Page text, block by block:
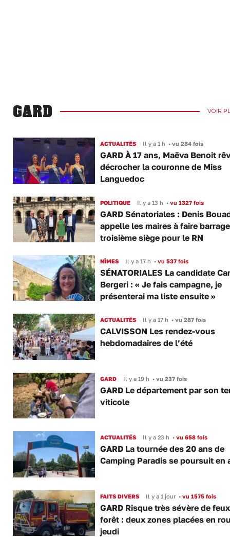
GARD VOIR
ACTUALITÉS Il y a 1 h •vu 284 fois
GARD À 17 ans, Maëva Benoit
décrocher la couronne de Miss
Languedoc
POLITIQUE Il y a 13 h •vu 1327 fois
GARD Sénatoriales : Denis
appelle les maires à faire
troisième siège pour le RN
NÎMES Il y a 17 h •vu 537 fois
SÉNATORIALES La candidate
Bergeri : « Je fais campagne, je
présenterai ma liste ensuite »
ACTUALITÉS Il y a 17 h •vu 287 fois
CALVISSON Les rendez-vous
hebdomadaires de l’été
GARD Il y a 19 h •vu 237 fois
GARD Le département par son
viticole
ACTUALITÉS Il y a 23 h •vu 658 fois
GARD La tournée des 20 ans de
Camping Paradis se poursuit en
FAITS DIVERS Il y a 1 jour •vu 1575 fois
GARD Risque très sévère de
forêt : deux zones placées en
jeudi